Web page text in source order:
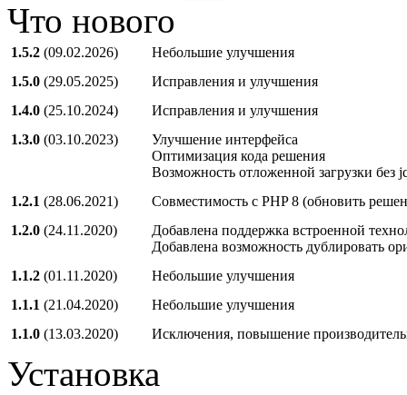
Что нового
1.5.2 (09.02.2026)
Небольшие улучшения
1.5.0 (29.05.2025)
Исправления и улучшения
1.4.0 (25.10.2024)
Исправления и улучшения
1.3.0 (03.10.2023)
Улучшение интерфейса
Оптимизация кода решения
Возможность отложенной загрузки без
1.2.1 (28.06.2021)
Совместимость с PHP 8 (обновить
1.2.0 (24.11.2020)
Добавлена поддержка встроенной
Добавлена возможность дублировать
1.1.2 (01.11.2020)
Небольшие улучшения
1.1.1 (21.04.2020)
Небольшие улучшения
1.1.0 (13.03.2020) Исключения, повышение
Установка